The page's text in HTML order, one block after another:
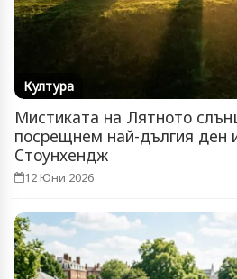
Култура
Мистиката на Лятното
посрещнем най-дългия ден
Стоунхендж
12 Юни 2026